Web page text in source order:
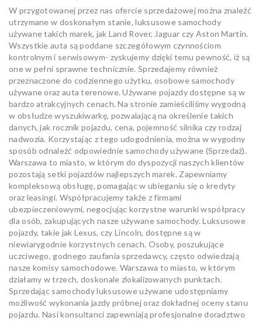
W przygotowanej przez nas ofercie sprzedażowej można znaleźć
utrzymane w doskonałym stanie, luksusowe samochody
używane takich marek, jak Land Rover, Jaguar czy Aston Martin.
Wszystkie auta są poddane szczegółowym czynnościom
kontrolnym i serwisowym- zyskujemy dzięki temu pewność, iż są
one w pełni sprawne technicznie. Sprzedajemy również
przeznaczone do codziennego użytku, osobowe samochody
używane oraz auta terenowe. Używane pojazdy dostępne są w
bardzo atrakcyjnych cenach. Na stronie zamieściliśmy wygodną
w obsłudze wyszukiwarkę, pozwalającą na określenie takich
danych, jak rocznik pojazdu, cena, pojemność silnika czy rodzaj
nadwozia. Korzystając z tego udogodnienia, można w wygodny
sposób odnaleźć odpowiednie samochody używane (Sprzedaż).
Warszawa to miasto, w którym do dyspozycji naszych klientów
pozostają setki pojazdów najlepszych marek. Zapewniamy
kompleksową obsługę, pomagając w ubieganiu się o kredyty
oraz leasingi. Współpracujemy także z firmami
ubezpieczeniowymi, negocjując korzystne warunki współpracy
dla osób, zakupujących nasze używane samochody. Luksusowe
pojazdy, takie jak Lexus, czy Lincoln, dostępne są w
niewiarygodnie korzystnych cenach. Osoby, poszukujące
uczciwego, godnego zaufania sprzedawcy, często odwiedzają
nasze komisy samochodowe. Warszawa to miasto, w którym
działamy w trzech, doskonale zlokalizowanych punktach.
Sprzedając samochody luksusowe używane udostępniamy
możliwość wykonania jazdy próbnej oraz dokładnej oceny stanu
pojazdu. Nasi konsultanci zapewniają profesjonalne doradztwo